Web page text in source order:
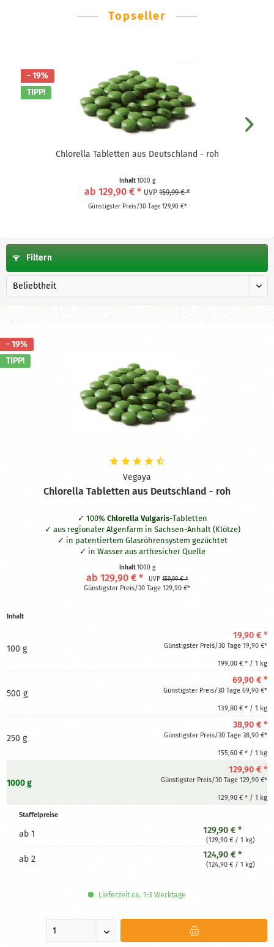
Topseller
- 19%
TIPP!
Chlorella Tabletten aus Deutschland - roh
Inhalt1000 g
ab 129,90 € * UVP 159,99 € *
Günstigster Preis/30 Tage 129,90 €*
Filtern
- 19%
TIPP!
Vegaya
Chlorella Tabletten aus Deutschland - roh
100%Chlorella Vulgaris-Tabletten
aus regionaler Algenfarm in Sachsen-Anhalt (Klötze)
in patentiertem Glasröhrensystem gezüchtet
in Wasser aus arthesicher Quelle
ca. 3.334 Tabletten a 0,3g
in Rohkostqualität
Inhalt1000 g
ab 129,90 € * UVP159,99 € *
Günstigster Preis/30 Tage 129,90 €*
Inhalt
100 g
19,90 € *
Günstigster Preis/30 Tage 19,90 €*
199,00 € * / 1 kg
500 g
69,90 € *
Günstigster Preis/30 Tage 69,90 €*
139,80 € * / 1 kg
250 g
38,90 € *
Günstigster Preis/30 Tage 38,90 €*
155,60 € * / 1 kg
1000 g
129,90 € *
Günstigster Preis/30 Tage 129,90 €*
129,90 € * / 1 kg
Staffelpreise
ab 1 129,90 € *
(129,90 € / 1 kg)
ab 2 124,90 € *
(124,90 € / 1 kg)
Lieferzeit ca. 1-3 Werktage